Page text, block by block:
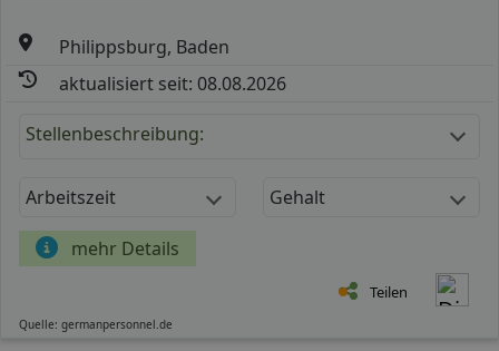
Philippsburg, Baden
aktualisiert seit: 08.08.2026
Stellenbeschreibung:
Arbeitszeit Gehalt
mehr Details
Teilen
Quelle: germanpersonnel.de